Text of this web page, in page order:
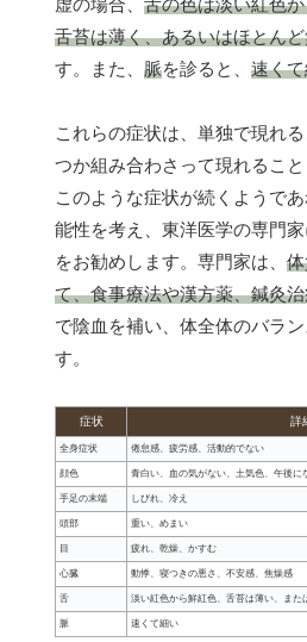
虚の場合、 舌の色は淡い紅色
舌苔は薄く、あるいはほとん
す。また、 脈を診ると、 速く
これらの症状は、単独で現れ
つか組み合わさって現れること
このような症状が続くようで
能性を考え、東洋医学の専門
をお勧めします。専門家は、
て、食事療法や漢方薬、鍼灸
で陰血を補い、体全体のバラ
す。
症状 詳
全身症状 倦怠感、疲労感、活動的でない
顔色 青白い、血の気がない、土気色、午後に
手足の末端 しびれ、冷え
頭部 重い、めまい
目 疲れ、乾燥、かすむ
心臓 動悸、寝つきの悪さ、不安感、焦燥感
舌 淡い紅色から鮮紅色、舌苔は薄い、また
脈 速くて細い